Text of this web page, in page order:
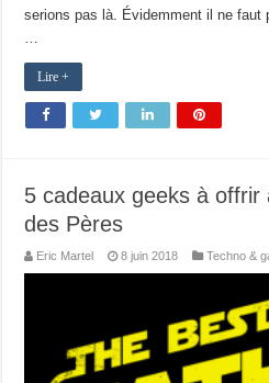
serions pas là. Évidemment il ne faut
Lire +
5 cadeaux geeks à
des Pères
Eric Martel 8 juin 2018 Techno &